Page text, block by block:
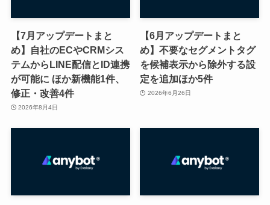
【7月アップデートまと
め】自社のECやCRMシス
テムからLINE配信とID連携
が可能に ほか新機能1件、
修正・改善4件
2026年8月4日
【6月アップデートまと
め】不要なセグメントタグ
を候補表示から除外する設
定を追加ほか5件
2026年6月26日